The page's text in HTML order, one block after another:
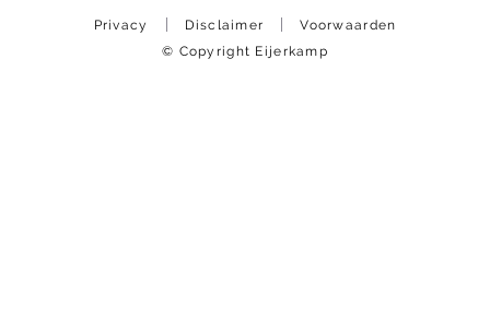
Privacy Disclaimer
Voorwaarden
© Copyright Eijerkamp